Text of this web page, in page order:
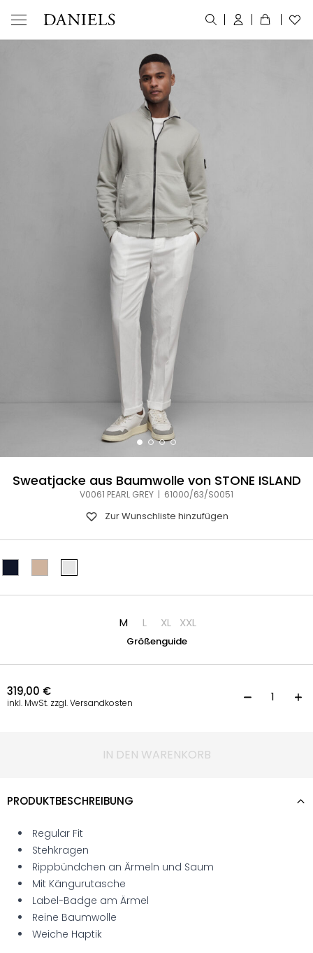
Sweatjacke aus Baumwolle von STONE ISLAND
V0061 PEARL GREY | 61000/63/S0051
Zur Wunschliste hinzufügen
M L XL XXL
Größenguide
319,00 €
inkl. MwSt. zzgl. Versandkosten
IN DEN WARENKORB
PRODUKTBESCHREIBUNG
Regular Fit
Stehkragen
Rippbündchen an Ärmeln und Saum
Mit Kängurutasche
Label-Badge am Ärmel
Reine Baumwolle
Weiche Haptik